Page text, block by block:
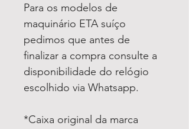
Para os modelos de
maquinário ETA suíço
pedimos que antes de
finalizar a compra consulte a
disponibilidade do relógio
escolhido via Whatsapp.
*Caixa original da marca